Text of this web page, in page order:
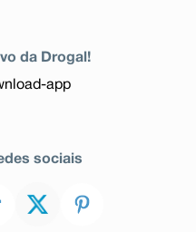
da Drogal!
sociais